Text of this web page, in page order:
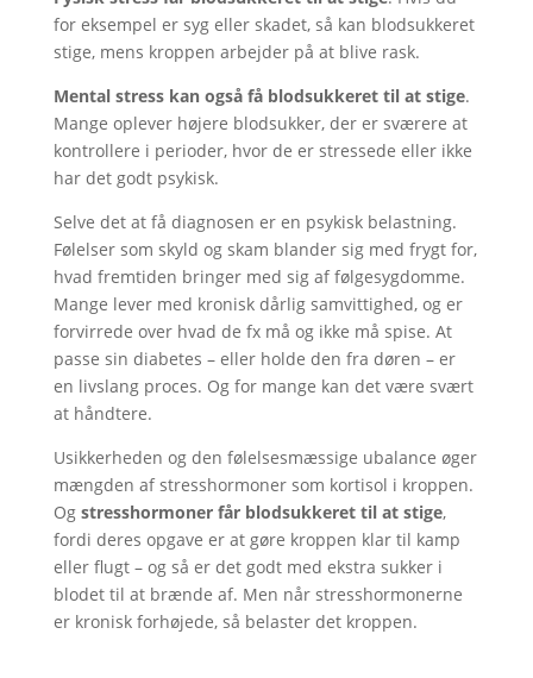
for eksempel er syg eller skadet, så kan blodsukkeret
stige, mens kroppen arbejder på at blive rask.
Mental stress kan også få blodsukkeret til at stige.
Mange oplever højere blodsukker, der er sværere at
kontrollere i perioder, hvor de er stressede eller ikke
har det godt psykisk.
Selve det at få diagnosen er en psykisk belastning.
Følelser som skyld og skam blander sig med frygt for,
hvad fremtiden bringer med sig af følgesygdomme.
Mange lever med kronisk dårlig samvittighed, og er
forvirrede over hvad de fx må og ikke må spise. At
passe sin diabetes – eller holde den fra døren – er
en livslang proces. Og for mange kan det være svært
at håndtere.
Usikkerheden og den følelsesmæssige ubalance øger
mængden af stresshormoner som kortisol i kroppen.
Og stresshormoner får blodsukkeret til at stige,
fordi deres opgave er at gøre kroppen klar til kamp
eller flugt – og så er det godt med ekstra sukker i
blodet til at brænde af. Men når stresshormonerne
er kronisk forhøjede, så belaster det kroppen.